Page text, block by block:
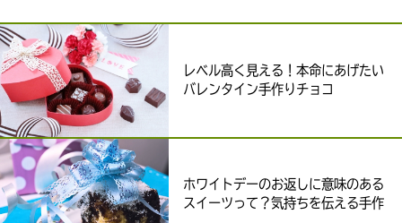
レベル高く見える！本命にあげたい
バレンタイン手作りチョコ
ホワイトデーのお返しに意味のある
スイーツって？気持ちを伝える手作